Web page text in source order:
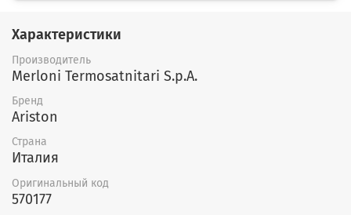
Характеристики
Производитель
Merloni Termosatnitari S.p.A.
Бренд
Ariston
Страна
Италия
Оригинальный код
570177